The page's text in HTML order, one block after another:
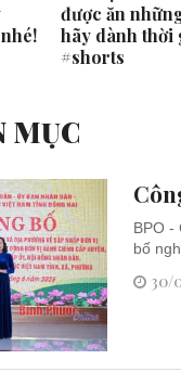
được ăn
hãy dành thời
#shorts
MỤC
BPO -
bố
30/